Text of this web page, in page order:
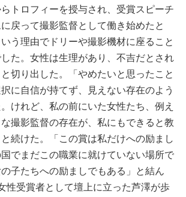
トロフィーを授与され、受賞スピーチ
戻って撮影監督として働き始めたと
う理由でドリーや撮影機材に座ること
た。女性は生理があり、不吉だとされ
切り出した。「やめたいと思ったこと
に自信が持てず、見えない存在のよう
けれど、私の前にいた女性たち、例え
撮影監督の存在が、私にもできると教
続けた。「この賞は私だけへの励まし
でまだこの職業に就けていない場所で
子たちへの励ましでもある」と結ん
性受賞者として壇上に立った芦澤が歩